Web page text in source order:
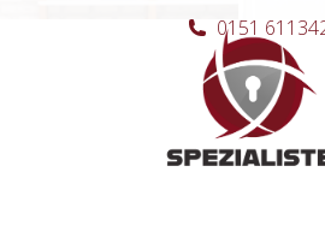
Hauptnavigation
0151